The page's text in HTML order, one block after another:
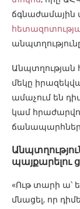
ճգնաժամային
Անպտղության
մեկը
ամաչում են
կամ
պայքարելու
«Ութ տարի ա՝
մնացել, որ